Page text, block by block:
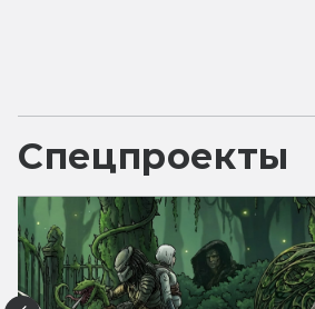
Спецпроекты